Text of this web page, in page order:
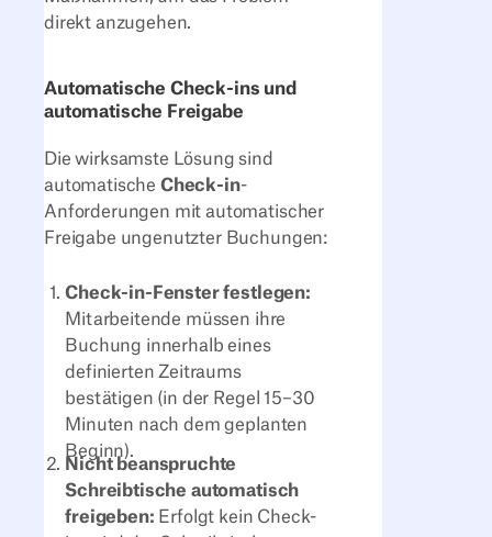
direkt anzugehen.
Automatische Check-ins und
automatische Freigabe
Die wirksamste Lösung sind
automatische Check-in-
Anforderungen mit automatischer
Freigabe ungenutzter Buchungen:
Check-in-Fenster festlegen:
Mitarbeitende müssen ihre
Buchung innerhalb eines
definierten Zeitraums
bestätigen (in der Regel 15–30
Minuten nach dem geplanten
Beginn).
Nicht beanspruchte
Schreibtische automatisch
freigeben: Erfolgt kein Check-